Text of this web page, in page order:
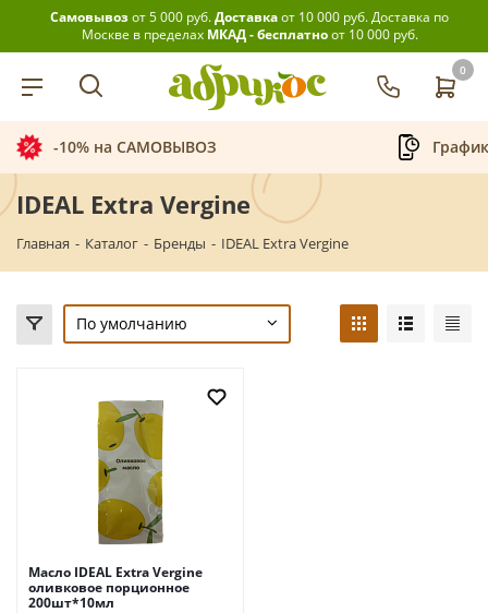
Самовывозот 5 000 руб.Доставкаот 10 000 руб.Доставка по
Москве в пределах МКАД - бесплатноот 10 000 руб.
0
-10% на САМОВЫВОЗ
IDEAL Extra Vergine
Главная - Каталог - Бренды - IDEAL Extra Vergine
По умолчанию
Масло IDEAL Extra Vergine
оливковое порционное
200шт*10мл